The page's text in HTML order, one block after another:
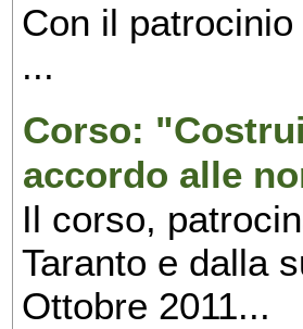
Con il
...
Corso:
accordo alle
Il corso,
Taranto e dalla
Ottobre 2011...